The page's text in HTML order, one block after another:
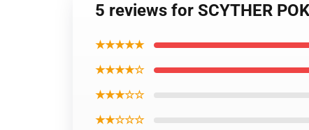
5 reviews for SCYTHER
★★★★★
★★★★☆
★★★☆☆
★★☆☆☆